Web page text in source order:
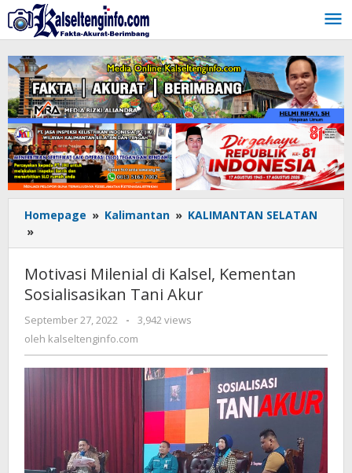
Lewati
ke
konten
Homepage » Kalimantan » KALIMANTAN SELATAN
»
Milenial
Kalsel,
Kementan
Sosialisasikan
Tani
Akur
Motivasi Milenial di Kalsel, Kementan
Sosialisasikan Tani Akur
September 27, 2022
oleh
kalseltenginfo.com
-
3,942 views
oleh kalseltenginfo.com